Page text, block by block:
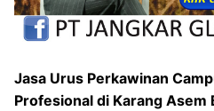
Jasa Urus Perkawinan
Profesional di Karang Asem